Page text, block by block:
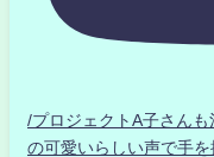
/プロジェクトA子さ
の可愛いらしい声で手